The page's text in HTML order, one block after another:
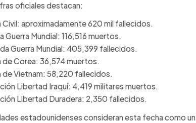
oficiales destacan:
Civil: aproximadamente 620 mil fallecidos.
Guerra Mundial: 116,516 muertos.
Guerra Mundial: 405,399 fallecidos.
de Corea: 36,574 muertos.
de Vietnam: 58,220 fallecidos.
Libertad Iraquí: 4,419 militares muertos.
Libertad Duradera: 2,350 fallecidos.
estadounidenses consideran esta fecha como